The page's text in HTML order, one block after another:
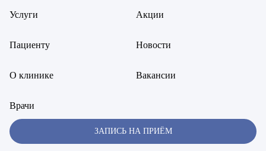
Услуги
Пациенту
О клинике
Врачи
Акции
Новости
Вакансии
ЗАПИСЬ НА ПРИЁМ
Лукьянчиков Дмитрий Владимирович